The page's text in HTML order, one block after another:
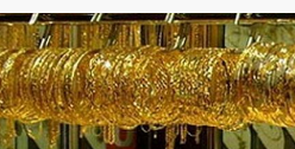
قیمت خودرو‌های ایران خودرو + جدول